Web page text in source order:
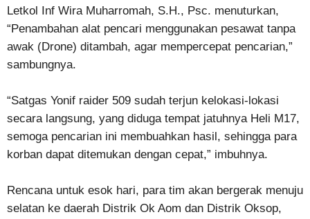
Letkol Inf Wira Muharromah, S.H., Psc. menuturkan,
“Penambahan alat pencari menggunakan pesawat tanpa
awak (Drone) ditambah, agar mempercepat pencarian,”
sambungnya.
“Satgas Yonif raider 509 sudah terjun kelokasi-lokasi
secara langsung, yang diduga tempat jatuhnya Heli M17,
semoga pencarian ini membuahkan hasil, sehingga para
korban dapat ditemukan dengan cepat,” imbuhnya.
Rencana untuk esok hari, para tim akan bergerak menuju
selatan ke daerah Distrik Ok Aom dan Distrik Oksop,